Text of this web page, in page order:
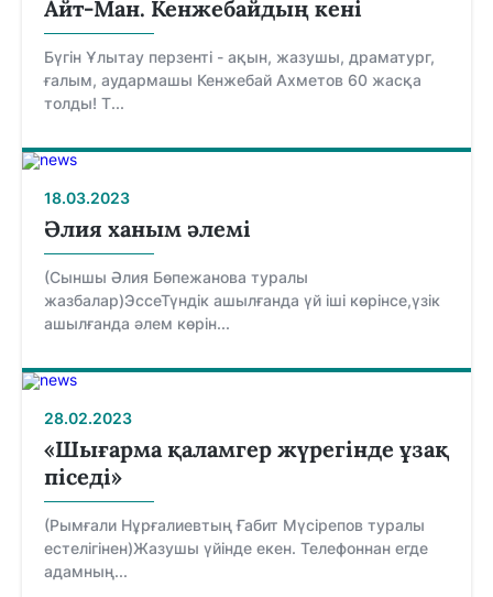
Айт-Ман. Кенжебайдың кені
Бүгін Ұлытау перзенті - ақын, жазушы, драматург,
ғалым, аудармашы Кенжебай Ахметов 60 жасқа
толды! Т...
18.03.2023
Әлия ханым әлемі
(Сыншы Әлия Бөпежанова туралы
жазбалар)ЭссеТүндік ашылғанда үй іші көрінсе,үзік
ашылғанда әлем көрін...
28.02.2023
«Шығарма қаламгер жүрегінде ұзақ
піседі»
(Рымғали Нұрғалиевтың Ғабит Мүсірепов туралы
естелігінен)Жазушы үйінде екен. Телефоннан егде
адамның...